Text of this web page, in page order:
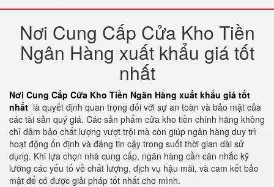
Nơi Cung Cấp Cửa Kho Tiền
Ngân Hàng xuất khẩu giá tốt
nhất
Nơi Cung Cấp Cửa Kho Tiền Ngân Hàng xuất khẩu giá tốt
nhất là quyết định quan trọng đối với sự an toàn và bảo mật của
các tài sản quý giá. Các sản phẩm cửa kho tiền chính hãng không
chỉ đảm bảo chất lượng vượt trội mà còn giúp ngân hàng duy trì
hoạt động ổn định và đáng tin cậy trong suốt thời gian dài sử
dụng. Khi lựa chọn nhà cung cấp, ngân hàng cần cân nhắc kỹ
lưỡng các yếu tố về chất lượng, dịch vụ hậu mãi, và cam kết bảo
mật để có được giải pháp tốt nhất cho mình.